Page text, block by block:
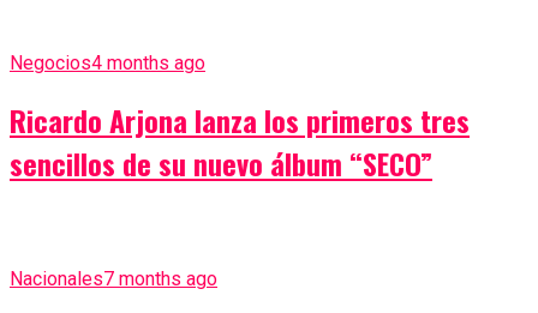
Negocios4 months ago
Ricardo Arjona lanza los primeros tres
sencillos de su nuevo álbum “SECO”
Nacionales7 months ago